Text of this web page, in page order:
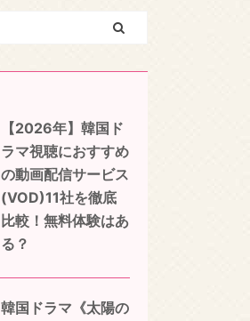
【2026年】韓国ド
ラマ視聴におすすめ
の動画配信サービス
(VOD)11社を徹底
比較！無料体験はあ
る？
韓国ドラマ《太陽の